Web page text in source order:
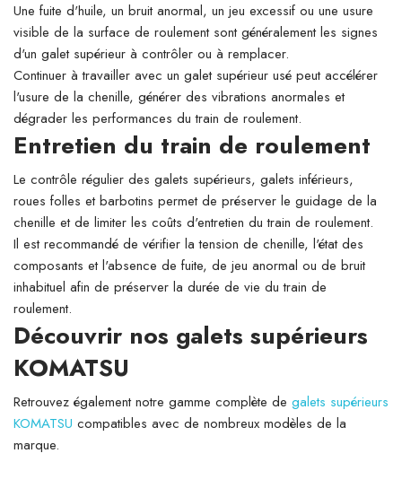
Une fuite d'huile, un bruit anormal, un jeu excessif ou une usure
visible de la surface de roulement sont généralement les signes
d'un galet supérieur à contrôler ou à remplacer.
Continuer à travailler avec un galet supérieur usé peut accélérer
l'usure de la chenille, générer des vibrations anormales et
dégrader les performances du train de roulement.
Entretien du train de roulement
Le contrôle régulier des galets supérieurs, galets inférieurs,
roues folles et barbotins permet de préserver le guidage de la
chenille et de limiter les coûts d'entretien du train de roulement.
Il est recommandé de vérifier la tension de chenille, l'état des
composants et l'absence de fuite, de jeu anormal ou de bruit
inhabituel afin de préserver la durée de vie du train de
roulement.
Découvrir nos galets supérieurs
KOMATSU
Retrouvez également notre gamme complète de galets supérieurs
KOMATSU compatibles avec de nombreux modèles de la
marque.